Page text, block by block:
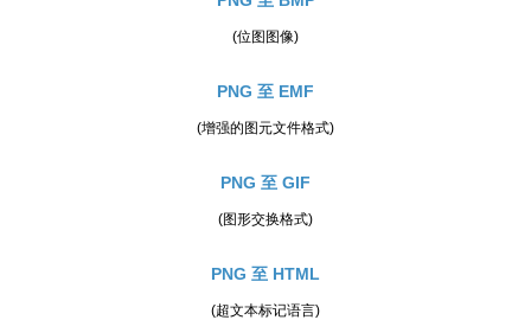
(位图图像)
PNG 至 EMF
(增强的图元文件格式)
PNG 至 GIF
(图形交换格式)
PNG 至 HTML
(超文本标记语言)